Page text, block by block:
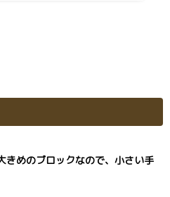
きめのブロックなので、小さい手